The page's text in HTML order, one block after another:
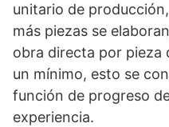
unitario de
más piezas se
obra directa por pieza
un mínimo, esto se
función de progreso
experiencia.